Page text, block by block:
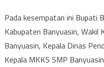
Pada kesempatan ini Bupati
Kabupaten Banyuasin, Wakil
Banyuasin, Kepala Dinas
Kepala MKKS SMP